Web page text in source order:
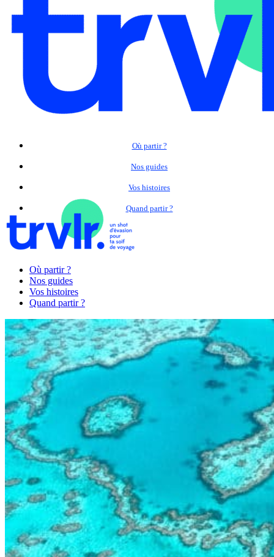
Où partir ?
Nos guides
Vos histoires
Quand partir ?
Où partir ?
Nos guides
Vos histoires
Quand partir ?